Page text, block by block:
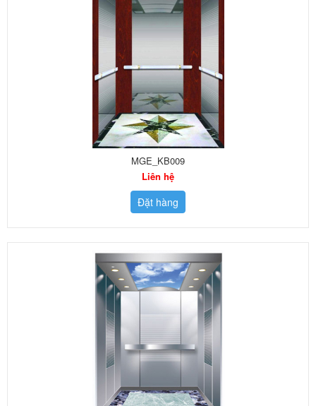
MGE_KB009
Liên hệ
Đặt hàng